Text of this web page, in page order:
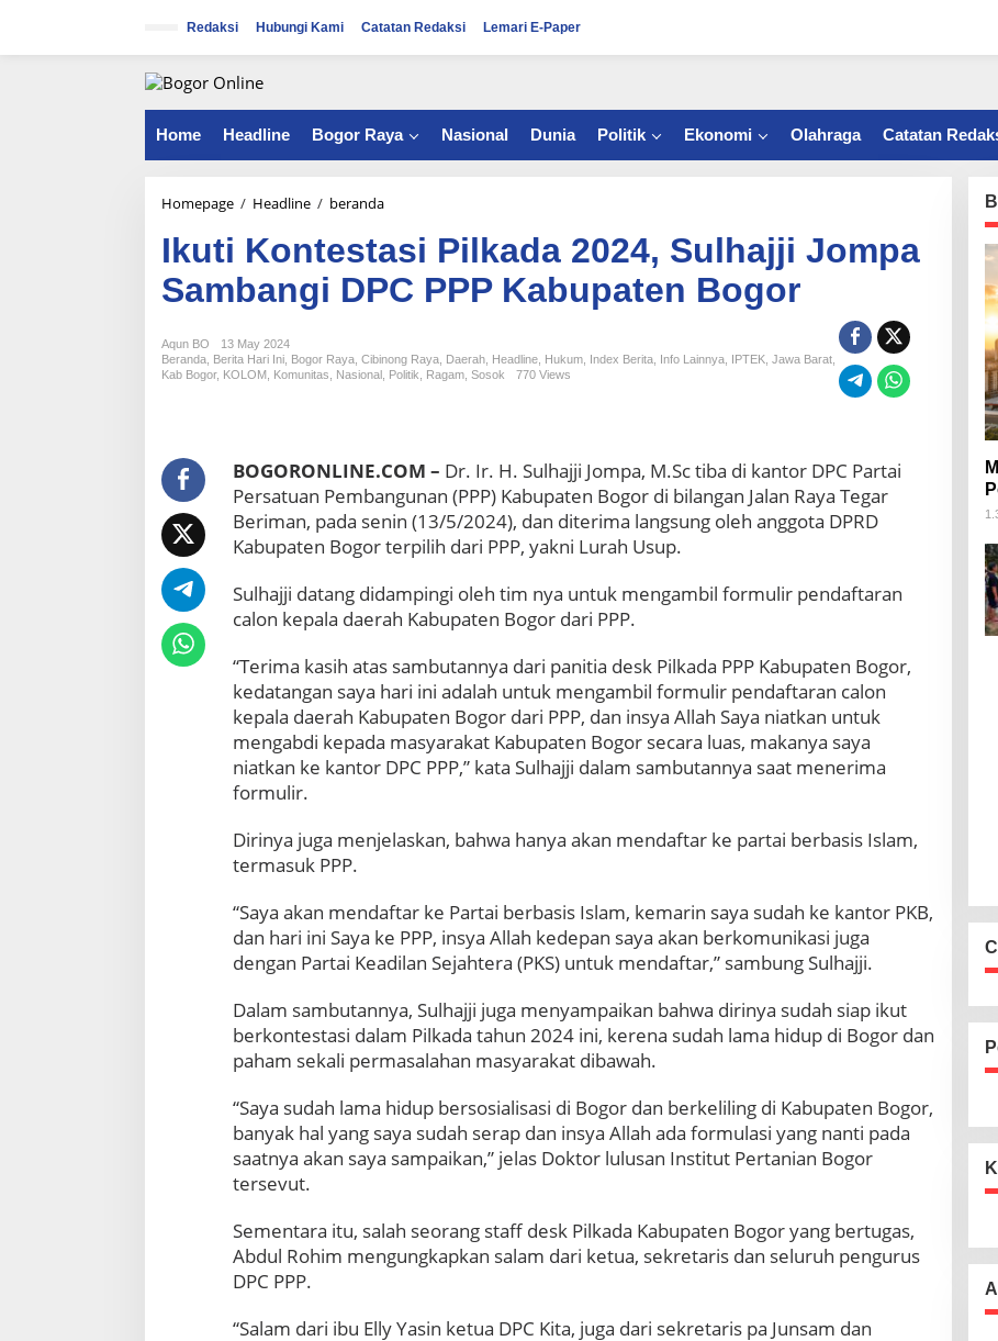
i
Redaksi Hubungi Kami Catatan Redaksi Lemari E-Paper
Home Headline Bogor Raya Nasional Dunia Politik Ekonomi Olahraga Catatan
Homepage / Headline / beranda
u
t
i
s
i
P
l
a
d
2
2
4
S
a
i
J
m
a
S
a
b
n
g
P
P
K
Ikuti Kontestasi Pilkada 2024, Sulhajji Jompa
Sambangi DPC PPP Kabupaten Bogor
Aqun BO
13 May 2024
Beranda, Berita Hari Ini, Bogor Raya, Cibinong Raya, Daerah, Headline, Hukum, Index Berita, Info Lainnya, IPTEK, Jawa Barat,
Kab Bogor, KOLOM, Komunitas, Nasional , Politik, Ragam, Sosok 770 Views
BOGORONLINE.COM – Dr. Ir. H. Sulhajji Jompa, M.Sc tiba di kantor DPC Partai
Persatuan Pembangunan (PPP) Kabupaten Bogor di bilangan Jalan Raya Tegar
Beriman, pada senin (13/5/2024), dan diterima langsung oleh anggota DPRD
Kabupaten Bogor terpilih dari PPP, yakni Lurah Usup.
Sulhajji datang didampingi oleh tim nya untuk mengambil formulir pendaftaran
calon kepala daerah Kabupaten Bogor dari PPP.
“Terima kasih atas sambutannya dari panitia desk Pilkada PPP Kabupaten Bogor,
kedatangan saya hari ini adalah untuk mengambil formulir pendaftaran calon
kepala daerah Kabupaten Bogor dari PPP, dan insya Allah Saya niatkan untuk
mengabdi kepada masyarakat Kabupaten Bogor secara luas, makanya saya
niatkan ke kantor DPC PPP,” kata Sulhajji dalam sambutannya saat menerima
formulir.
Dirinya juga menjelaskan, bahwa hanya akan mendaftar ke partai berbasis Islam,
termasuk PPP.
“Saya akan mendaftar ke Partai berbasis Islam, kemarin saya sudah ke kantor PKB,
dan hari ini Saya ke PPP, insya Allah kedepan saya akan berkomunikasi juga
dengan Partai Keadilan Sejahtera (PKS) untuk mendaftar,” sambung Sulhajji.
Dalam sambutannya, Sulhajji juga menyampaikan bahwa dirinya sudah siap ikut
berkontestasi dalam Pilkada tahun 2024 ini, kerena sudah lama hidup di Bogor dan
paham sekali permasalahan masyarakat dibawah.
“Saya sudah lama hidup bersosialisasi di Bogor dan berkeliling di Kabupaten Bogor,
banyak hal yang saya sudah serap dan insya Allah ada formulasi yang nanti pada
saatnya akan saya sampaikan,” jelas Doktor lulusan Institut Pertanian Bogor
tersevut.
Sementara itu, salah seorang staff desk Pilkada Kabupaten Bogor yang bertugas,
Abdul Rohim mengungkapkan salam dari ketua, sekretaris dan seluruh pengurus
DPC PPP.
“Salam dari ibu Elly Yasin ketua DPC Kita, juga dari sekretaris pa Junsam dan